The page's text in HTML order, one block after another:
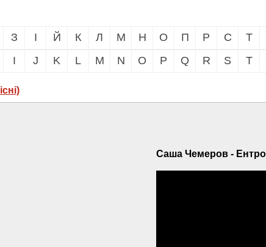
З І Й К Л М Н О П Р С Т
I J K L M N O P Q R S T
Саша Чемеров -